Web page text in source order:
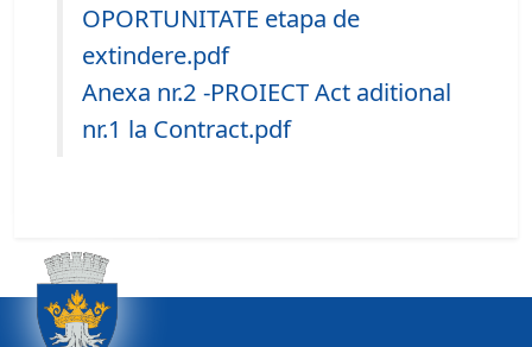
OPORTUNITATE etapa de
extindere.pdf
Anexa nr.2 -PROIECT Act aditional
nr.1 la Contract.pdf